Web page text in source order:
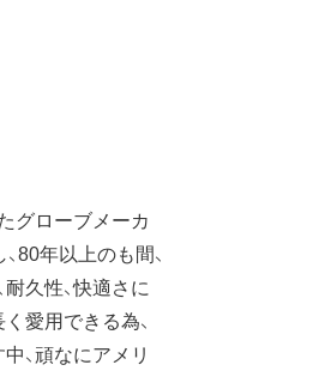
グローブメーカ
80年以上のも間、
久性、快適さに
愛用できる為、
、頑なにアメリ